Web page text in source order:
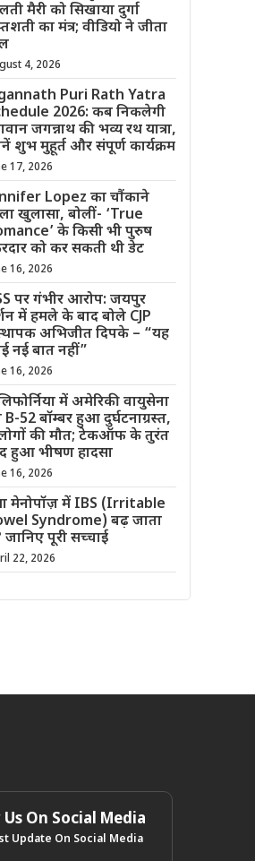
मैरी को सिखाया दुर्गा
का मंत्र; वीडियो ने जीता
4, 2026
Puri Rath Yatra
2026: कब निकलेगी
जगन्नाथ की भव्य रथ यात्रा,
शुभ मुहूर्त और संपूर्ण कार्यक्रम
17, 2026
Lopez का चौंकाने
खुलासा, बोलीं- ‘True
के किसी भी पुरुष
को कर सकती थी डेट
16, 2026
पर गंभीर आरोप: जयपुर
में हमले के बाद बोले CJP
अभिजीत दिपके – “यह
नई बात नहीं”
16, 2026
में अमेरिकी वायुसेना
B-52 बॉम्बर हुआ दुर्घटनाग्रस्त,
की मौत; टेकऑफ के तुरंत
हुआ भीषण हादसा
16, 2026
मेनोपॉज़ में IBS (Irritable
Syndrome) बढ़ जाता
जानिए पूरी सच्चाई
22, 2026
On Social Media
Update On Social Media